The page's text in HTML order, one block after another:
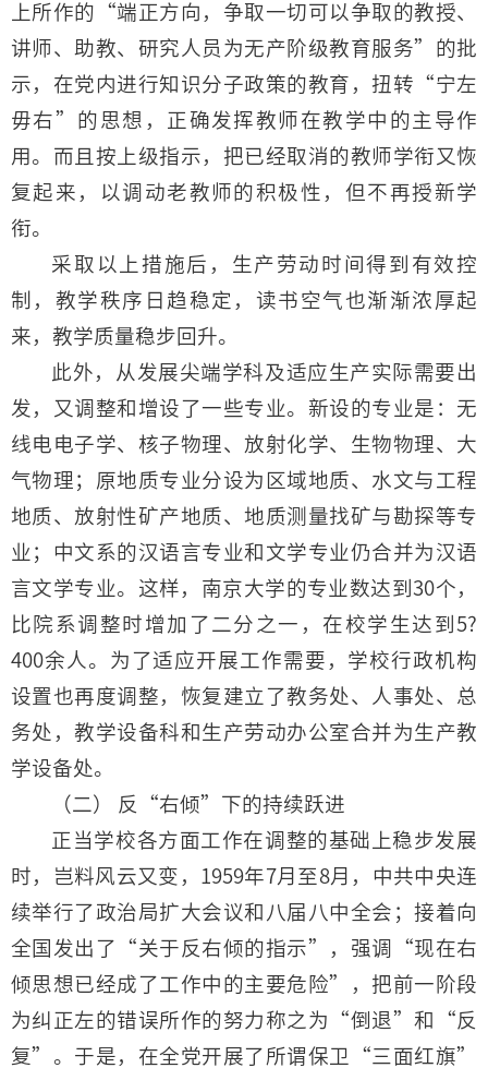
上所作的“端正方向，争取一切可以争取的教授、
讲师、助教、研究人员为无产阶级教育服务”的批
示，在党内进行知识分子政策的教育，扭转“宁左
毋右”的思想，正确发挥教师在教学中的主导作
用。而且按上级指示，把已经取消的教师学衔又恢
复起来，以调动老教师的积极性，但不再授新学
衔。
采取以上措施后，生产劳动时间得到有效控
制，教学秩序日趋稳定，读书空气也渐渐浓厚起
来，教学质量稳步回升。
此外，从发展尖端学科及适应生产实际需要出
发，又调整和增设了一些专业。新设的专业是：无
线电电子学、核子物理、放射化学、生物物理、大
气物理；原地质专业分设为区域地质、水文与工程
地质、放射性矿产地质、地质测量找矿与勘探等专
业；中文系的汉语言专业和文学专业仍合并为汉语
言文学专业。这样，南京大学的专业数达到30个，
比院系调整时增加了二分之一，在校学生达到5?
400余人。为了适应开展工作需要，学校行政机构
设置也再度调整，恢复建立了教务处、人事处、总
务处，教学设备科和生产劳动办公室合并为生产教
学设备处。
（二） 反“右倾”下的持续跃进
正当学校各方面工作在调整的基础上稳步发展
时，岂料风云又变，1959年7月至8月，中共中央连
续举行了政治局扩大会议和八届八中全会；接着向
全国发出了“关于反右倾的指示”，强调“现在右
倾思想已经成了工作中的主要危险”，把前一阶段
为纠正左的错误所作的努力称之为“倒退”和“反
复”。于是，在全党开展了所谓保卫“三面红旗”